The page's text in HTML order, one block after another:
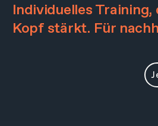
Individuelles Training,
Kopf stärkt. Für